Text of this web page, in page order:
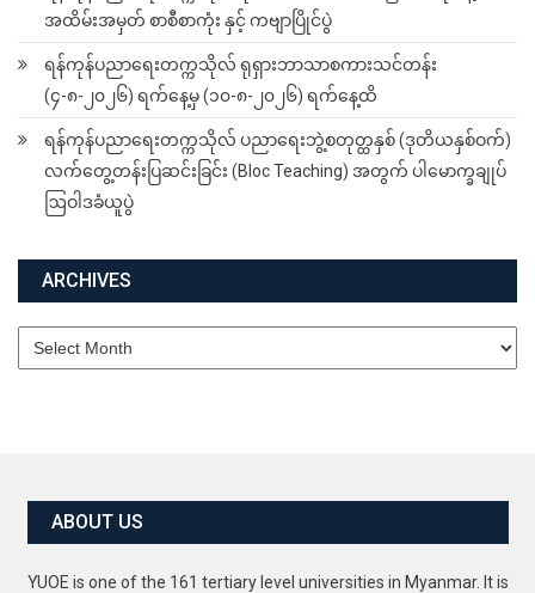
အထိမ်းအမှတ် စာစီစာကုံး နှင့် ကဗျာပြိုင်ပွဲ
ရန်ကုန်ပညာရေးတက္ကသိုလ် ရုရှားဘာသာစကားသင်တန်း
(၄-၈-၂၀၂၆) ရက်နေ့မှ (၁၀-၈-၂၀၂၆) ရက်နေ့ထိ
ရန်ကုန်ပညာရေးတက္ကသိုလ် ပညာရေးဘွဲ့စတုတ္ထနှစ် (ဒုတိယနှစ်ဝက်)
လက်တွေ့တန်းပြဆင်းခြင်း (Bloc Teaching) အတွက် ပါမောက္ခချုပ်
ဩဝါဒခံယူပွဲ
ARCHIVES
Archives
ABOUT US
YUOE is one of the 161 tertiary level universities in Myanmar. It is